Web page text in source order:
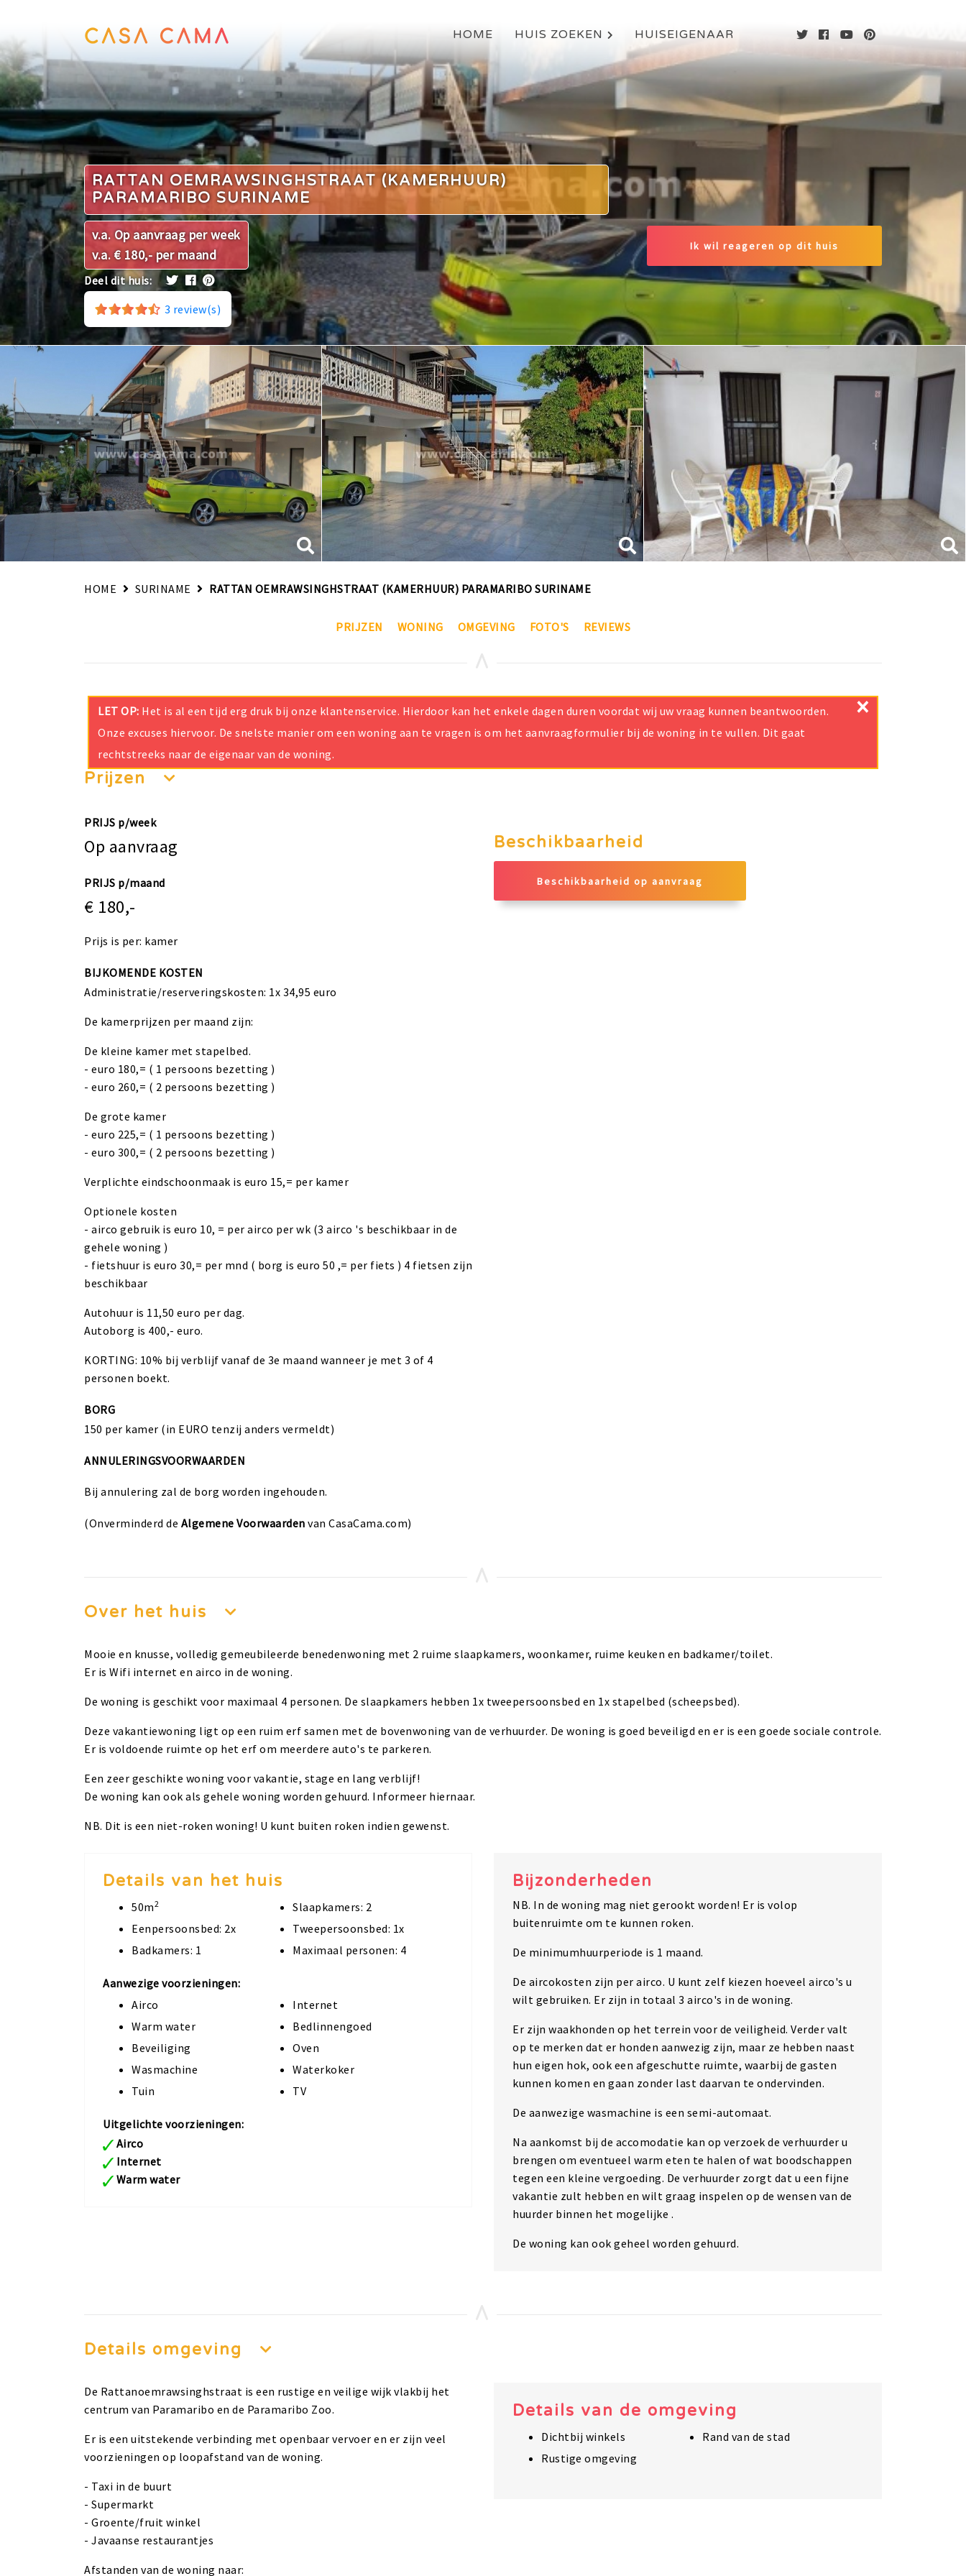
HOME HUIS ZOEKEN HUISEIGENAAR
RATTAN OEMRAWSINGHSTRAAT (KAMERHUUR)
PARAMARIBO SURINAME
v.a. Op aanvraag per week
v.a. € 180,- per maand
Deel dit huis:
3 review(s)
Ik wil reageren op dit huis
HOME SURINAME RATTAN OEMRAWSINGHSTRAAT (KAMERHUUR) PARAMARIBO SURINAME
PRIJZEN WONING OMGEVING FOTO'S REVIEWS
×
LET OP: Het is al een tijd erg druk bij onze klantenservice. Hierdoor kan het enkele dagen duren voordat wij uw vraag kunnen beantwoorden.
Onze excuses hiervoor. De snelste manier om een woning aan te vragen is om het aanvraagformulier bij de woning in te vullen. Dit gaat
rechtstreeks naar de eigenaar van de woning.
Prijzen
PRIJS p/week
Op aanvraag
PRIJS p/maand
€ 180,-
Prijs is per: kamer
BIJKOMENDE KOSTEN
Administratie/reserveringskosten: 1x 34,95 euro
De kamerprijzen per maand zijn:
De kleine kamer met stapelbed.
- euro 180,= ( 1 persoons bezetting )
- euro 260,= ( 2 persoons bezetting )
De grote kamer
- euro 225,= ( 1 persoons bezetting )
- euro 300,= ( 2 persoons bezetting )
Verplichte eindschoonmaak is euro 15,= per kamer
Optionele kosten
- airco gebruik is euro 10, = per airco per wk (3 airco 's beschikbaar in de
gehele woning )
- fietshuur is euro 30,= per mnd ( borg is euro 50 ,= per fiets ) 4 fietsen zijn
beschikbaar
Autohuur is 11,50 euro per dag.
Autoborg is 400,- euro.
KORTING: 10% bij verblijf vanaf de 3e maand wanneer je met 3 of 4
personen boekt.
BORG
150 per kamer (in EURO tenzij anders vermeldt)
ANNULERINGSVOORWAARDEN
Bij annulering zal de borg worden ingehouden.
(Onverminderd de Algemene Voorwaarden van CasaCama.com)
Beschikbaarheid
Beschikbaarheid op aanvraag
Over het huis
Mooie en knusse, volledig gemeubileerde benedenwoning met 2 ruime slaapkamers, woonkamer, ruime keuken en badkamer/toilet.
Er is Wifi internet en airco in de woning.
De woning is geschikt voor maximaal 4 personen. De slaapkamers hebben 1x tweepersoonsbed en 1x stapelbed (scheepsbed).
Deze vakantiewoning ligt op een ruim erf samen met de bovenwoning van de verhuurder. De woning is goed beveiligd en er is een goede sociale controle.
Er is voldoende ruimte op het erf om meerdere auto's te parkeren.
Een zeer geschikte woning voor vakantie, stage en lang verblijf!
De woning kan ook als gehele woning worden gehuurd. Informeer hiernaar.
NB. Dit is een niet-roken woning! U kunt buiten roken indien gewenst.
Details van het huis
50m2
Slaapkamers: 2
Eenpersoonsbed: 2x
Tweepersoonsbed: 1x
Badkamers: 1
Maximaal personen: 4
Aanwezige voorzieningen:
Airco
Internet
Warm water
Bedlinnengoed
Beveiliging
Oven
Wasmachine
Waterkoker
Tuin
TV
Uitgelichte voorzieningen:
Airco
Internet
Warm water
Bijzonderheden
NB. In de woning mag niet gerookt worden! Er is volop
buitenruimte om te kunnen roken.
De minimumhuurperiode is 1 maand.
De aircokosten zijn per airco. U kunt zelf kiezen hoeveel airco's u
wilt gebruiken. Er zijn in totaal 3 airco's in de woning.
Er zijn waakhonden op het terrein voor de veiligheid. Verder valt
op te merken dat er honden aanwezig zijn, maar ze hebben naast
hun eigen hok, ook een afgeschutte ruimte, waarbij de gasten
kunnen komen en gaan zonder last daarvan te ondervinden.
De aanwezige wasmachine is een semi-automaat.
Na aankomst bij de accomodatie kan op verzoek de verhuurder u
brengen om eventueel warm eten te halen of wat boodschappen
tegen een kleine vergoeding. De verhuurder zorgt dat u een fijne
vakantie zult hebben en wilt graag inspelen op de wensen van de
huurder binnen het mogelijke .
De woning kan ook geheel worden gehuurd.
Details omgeving
De Rattanoemrawsinghstraat is een rustige en veilige wijk vlakbij het
centrum van Paramaribo en de Paramaribo Zoo.
Er is een uitstekende verbinding met openbaar vervoer en er zijn veel
voorzieningen op loopafstand van de woning.
- Taxi in de buurt
- Supermarkt
- Groente/fruit winkel
- Javaanse restaurantjes
Afstanden van de woning naar:
Details van de omgeving
Dichtbij winkels
Rand van de stad
Rustige omgeving